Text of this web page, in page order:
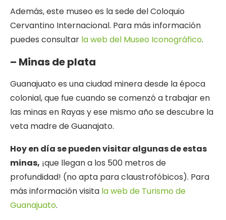
Además, este museo es la sede del Coloquio
Cervantino Internacional. Para más información
puedes consultar la web del Museo Iconográfico.
– Minas de plata
Guanajuato es una ciudad minera desde la época
colonial, que fue cuando se comenzó a trabajar en
las minas en Rayas y ese mismo año se descubre la
veta madre de Guanajato.
Hoy en día se pueden visitar algunas de estas
minas, ¡que llegan a los 500 metros de
profundidad! (no apta para claustrofóbicos). Para
más información visita la web de Turismo de
Guanajuato.